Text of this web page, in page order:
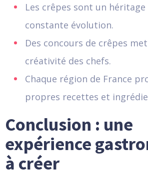
Les crêpes sont un
constante évolution.
Des concours de crêpes
créativité des chefs.
Chaque région de France
propres recettes et
Conclusion : une
expérience
à créer